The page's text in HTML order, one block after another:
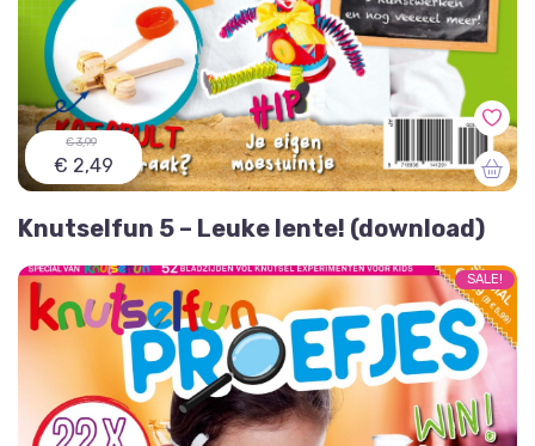
€ 3,99
€ 2,49
Knutselfun 5 – Leuke lente! (download)
SALE!